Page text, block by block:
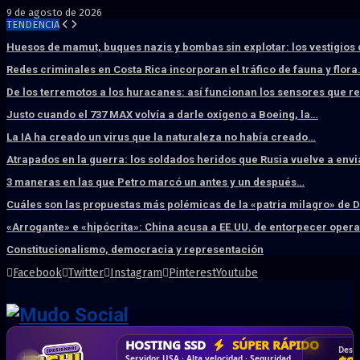
9 de agosto de 2026
TENDENCIA
Huesos de mamut, buques nazis y bombas sin explotar: los vestigios
Redes criminales en Costa Rica incorporan el tráfico de fauna y
De los terremotos a los huracanes: así funcionan los sensores que
Justo cuando el 737 MAX volvía a darle oxígeno a Boeing, la…
La IA ha creado un virus que la naturaleza no había creado…
Atrapados en la guerra: los soldados heridos que Rusia vuelve a
3 maneras en las que Petro marcó un antes y un después…
Cuáles son las propuestas más polémicas de la «patria milagro» de
«Arrogante» e «hipócrita»: China acusa a EE.UU. de entorpecer
Constitucionalismo, democracia y representación
Facebook Twitter Instagram PinterestYoutube
HOSTING SSD SÚPER RÁPIDO
DISEÑO WEB PROFESIONAL
CRM & DASHBOARD A MEDIDA
CORREO CORPORATIVO